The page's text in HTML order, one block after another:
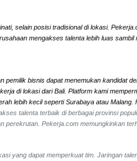
selain posisi tradisional di lokasi.
mengakses talenta lebih luas
bisnis dapat menemukan kandidat
di lokasi dari Bali. Platform kami
lebih kecil seperti Surabaya atau
talenta terbaik di berbagai provinsi
Pekerja.com memungkinkan
yang dapat memperkuat tim. Jaringan